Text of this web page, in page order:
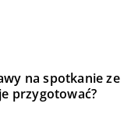
na spotkanie ze
przygotować?